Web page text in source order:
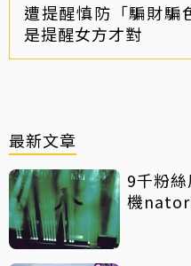
遭提醒慎防「騙財
是提醒女方才對
最新文章
9千粉
機